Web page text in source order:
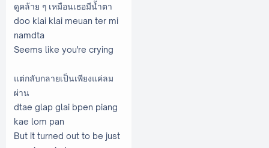
ดูคล้าย ๆ เหมือนเธอมีน้ำตา
doo klai klai meuan ter mi
namdta
Seems like you're crying
แต่กลับกลายเป็นเพียงแค่ลม
ผ่าน
dtae glap glai bpen piang
kae lom pan
But it turned out to be just